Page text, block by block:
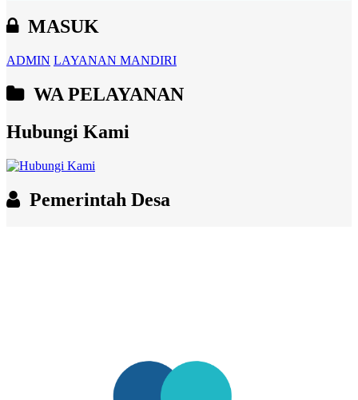
MASUK
ADMIN LAYANAN MANDIRI
WA PELAYANAN
Hubungi Kami
Pemerintah Desa